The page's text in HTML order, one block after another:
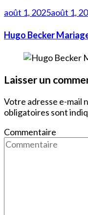
août 1, 2025août 1,
Hugo Becker
Laisser un
Votre adresse e-mail
obligatoires sont
Commentaire